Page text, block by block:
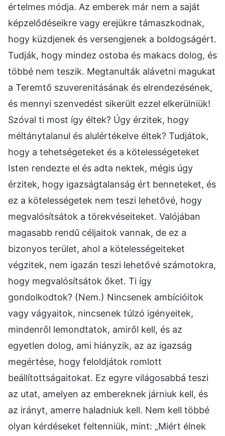
értelmes módja. Az emberek már nem a saját
képzelődéseikre vagy erejükre támaszkodnak,
hogy küzdjenek és versengjenek a boldogságért.
Tudják, hogy mindez ostoba és makacs dolog, és
többé nem teszik. Megtanulták alávetni magukat
a Teremtő szuverenitásának és elrendezésének,
és mennyi szenvedést sikerült ezzel elkerülniük!
Szóval ti most így éltek? Úgy érzitek, hogy
méltánytalanul és alulértékelve éltek? Tudjátok,
hogy a tehetségeteket és a kötelességeteket
Isten rendezte el és adta nektek, mégis úgy
érzitek, hogy igazságtalanság ért benneteket, és
ez a kötelességetek nem teszi lehetővé, hogy
megvalósítsátok a törekvéseiteket. Valójában
magasabb rendű céljaitok vannak, de ez a
bizonyos terület, ahol a kötelességeiteket
végzitek, nem igazán teszi lehetővé számotokra,
hogy megvalósítsátok őket. Ti így
gondolkodtok? (Nem.) Nincsenek ambícióitok
vagy vágyaitok, nincsenek túlzó igényeitek,
mindenről lemondtatok, amiről kell, és az
egyetlen dolog, ami hiányzik, az az igazság
megértése, hogy feloldjátok romlott
beállítottságaitokat. Ez egyre világosabbá teszi
az utat, amelyen az embereknek járniuk kell, és
az irányt, amerre haladniuk kell. Nem kell többé
olyan kérdéseket feltenniük, mint: „Miért élnek